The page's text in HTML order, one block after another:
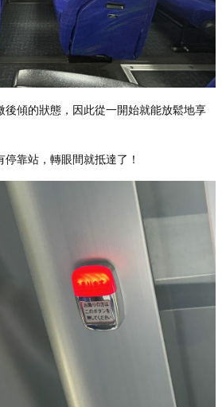
傾的狀態，因此從一開始就能放鬆地享
靠站，轉眼間就抵達了！